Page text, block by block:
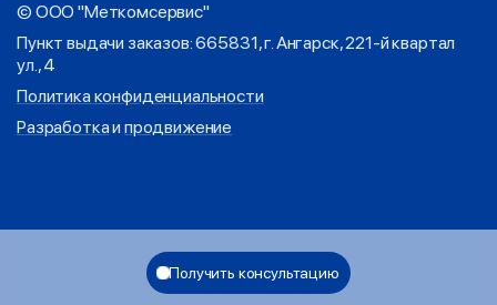
Получить консультацию
© ООО "Меткомсервис"
Пункт выдачи заказов: 665831, г. Ангарск, 221-й квартал
ул., 4
Политика конфиденциальности
Разработкаи продвижение